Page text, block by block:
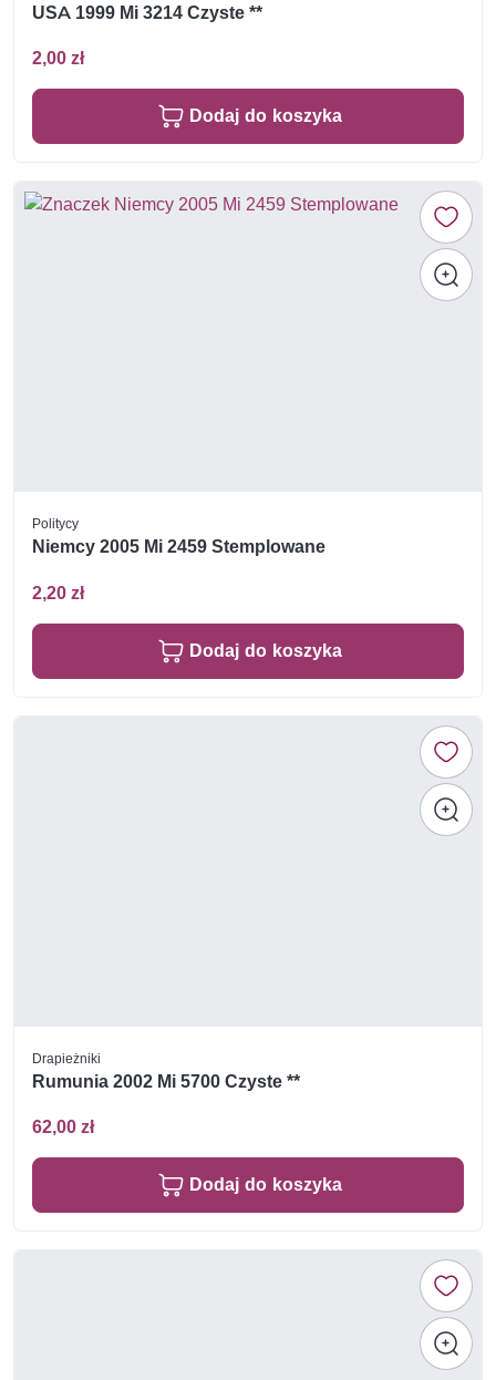
USA 1999 Mi 3214 Czyste **
2,00 zł
Dodaj do koszyka
Politycy
Niemcy 2005 Mi 2459 Stemplowane
2,20 zł
Dodaj do koszyka
Drapieżniki
Rumunia 2002 Mi 5700 Czyste **
62,00 zł
Dodaj do koszyka